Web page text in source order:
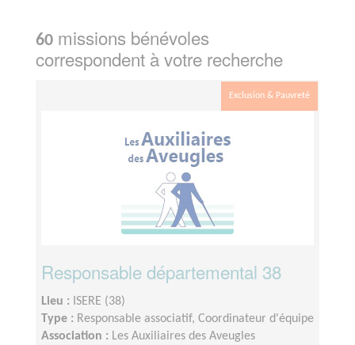
60 missions bénévoles
correspondent à votre recherche
Exclusion & Pauvreté
Responsable départemental 38
Lieu : ISERE (38)
Type : Responsable associatif, Coordinateur d'équipe
Association : Les Auxiliaires des Aveugles